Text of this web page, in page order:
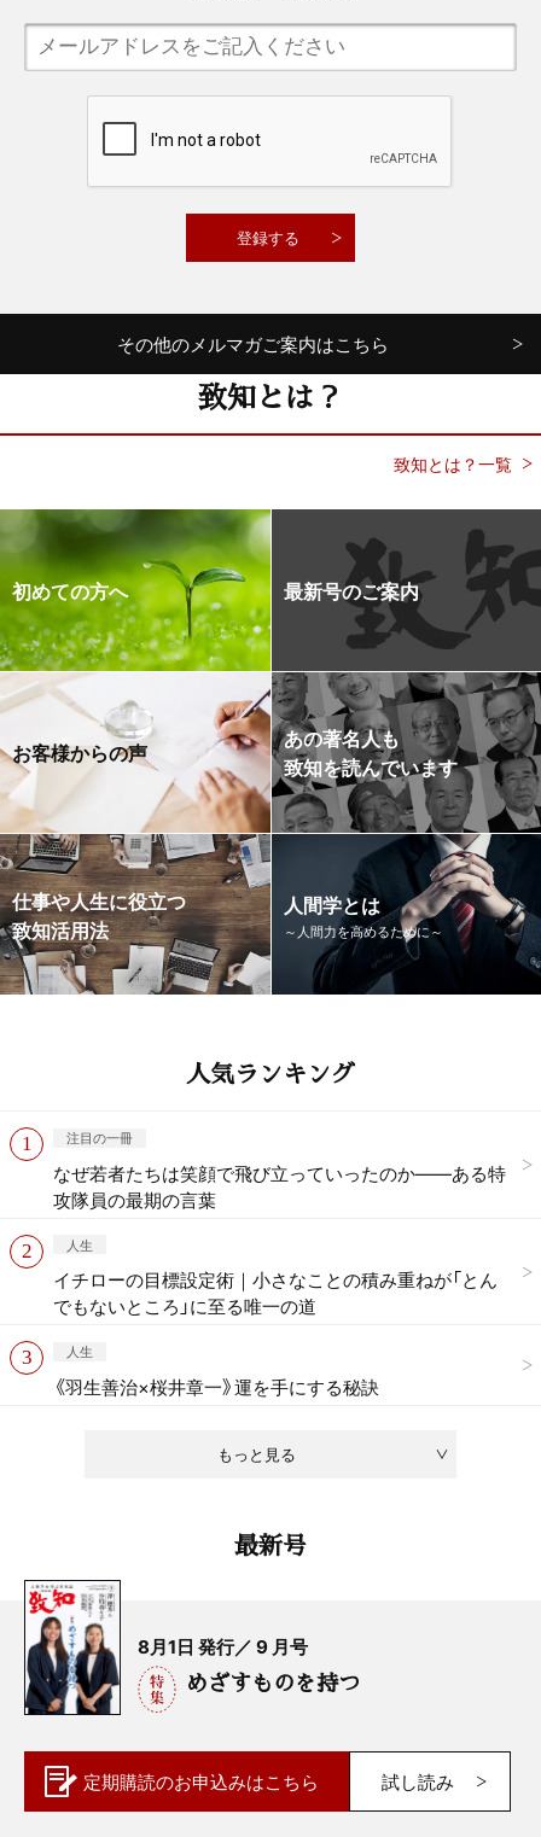
その他のメルマガご案内はこちら
致知とは？
致知とは？一覧
初めての方へ 最新号のご案内
お客様からの声
あの著名人も
致知を読んでいます
仕事や人生に役立つ
致知活用法
人間学とは
～人間力を高めるために～
人気ランキング
もっと見る
注目の一冊
なぜ若者たちは笑顔で飛び立っていったのか——ある特
攻隊員の最期の言葉
人生
イチローの目標設定術｜小さなことの積み重ねが「とん
でもないところ」に至る唯一の道
人生
《羽生善治×桜井章一》運を手にする秘訣
最新号
8月1日 発行／ 9 月号
めざすものを持つ
定期購読のお申込みはこちら 試し読み